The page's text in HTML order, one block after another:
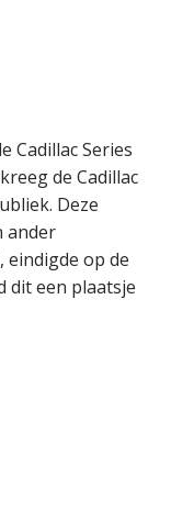
Cadillac Series
de Cadillac
Deze
ander
eindigde op de
dit een plaatsje